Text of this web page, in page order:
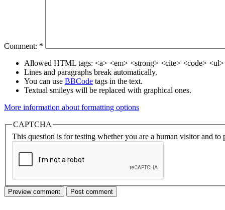
Comment: *
Allowed HTML tags: <a> <em> <strong> <cite> <code>
Lines and paragraphs break automatically.
You can use BBCode tags in the text.
Textual smileys will be replaced with graphical ones.
More information about formatting options
CAPTCHA
This question is for testing whether you are a human visitor and to